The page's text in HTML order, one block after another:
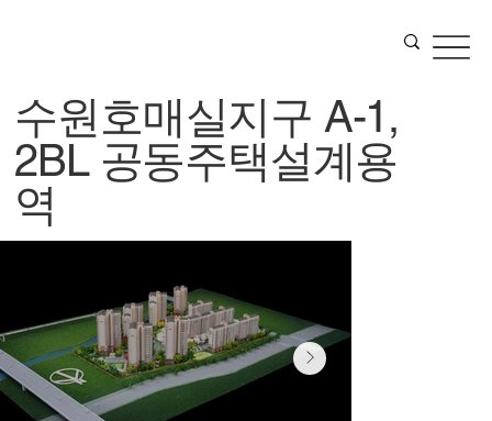
수원호매실지구 A-1,
2BL 공동주택설계용
역